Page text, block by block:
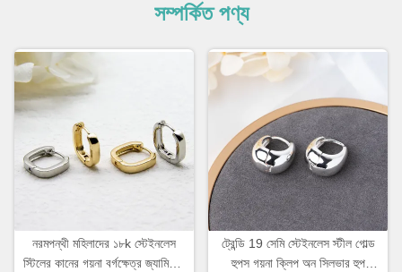
সম্পর্কিত পণ্য
নরমপন্থী মহিলাদের ১৮k স্টেইনলেস
স্টিলের কানের গয়না বর্গক্ষেত্র জ্যামিতিক
ট্রেন্ডি 19 সেমি স্টেইনলেস স্টীল গোল্ড
হুপস গয়না ক্লিপ অন সিলভার হুপ